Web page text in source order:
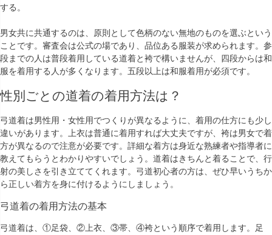
する。
男女共に共通するのは、原則として色柄のない無地のものを選ぶという
ことです。審査会は公式の場であり、品位ある服装が求められます。参
段までの人は普段着用している道着と袴で構いませんが、四段からは和
服を着用する人が多くなります。五段以上は和服着用が必須です。
性別ごとの道着の着用方法は？
弓道着は男性用・女性用でつくりが異なるように、着用の仕方にも少し
違いがあります。上衣は普通に着用すれば大丈夫ですが、袴は男女で着
方が異なるので注意が必要です。詳細な着方は身近な熟練者や指導者に
教えてもらうとわかりやすいでしょう。道着はきちんと着ることで、行
射の美しさを引き立ててくれます。弓道初心者の方は、ぜひ早いうちか
ら正しい着方を身に付けるようにしましょう。
弓道着の着用方法の基本
弓道着は、①足袋、②上衣、③帯、④袴という順序で着用します。足